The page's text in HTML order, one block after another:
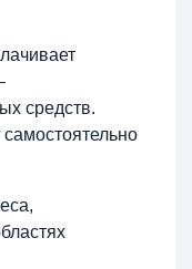
средств.